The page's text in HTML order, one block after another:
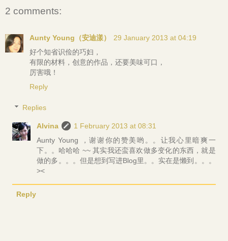
2 comments:
Aunty Young（安迪漾）
29 January 2013 at 04:19
好个知省识俭的巧妇，
有限的材料，创意的作品，还要美味可口，
厉害哦！
Reply
Replies
Alvina
1 February 2013 at 08:31
Aunty Young ，谢谢你的赞美哟。。让我心里暗爽一
下。。哈哈哈 ~~ 其实我还蛮喜欢做多变化的东西，就是
做的多。。。但是想到写进Blog里。。实在是懒到。。。
><
Reply